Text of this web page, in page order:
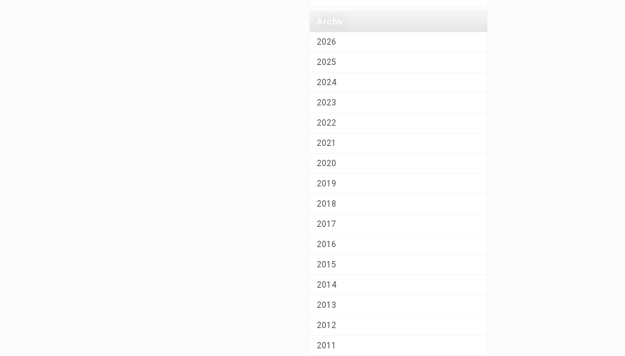
Archiv
2026
2025
2024
2023
2022
2021
2020
2019
2018
2017
2016
2015
2014
2013
2012
2011